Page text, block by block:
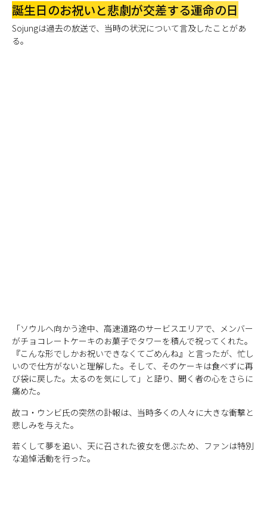
誕生日のお祝いと悲劇が交差する運命の日
Sojungは過去の放送で、当時の状況について言及したことがあ
る。
「ソウルへ向かう途中、高速道路のサービスエリアで、メンバー
がチョコレートケーキのお菓子でタワーを積んで祝ってくれた。
『こんな形でしかお祝いできなくてごめんね』と言ったが、忙し
いので仕方がないと理解した。そして、そのケーキは食べずに再
び袋に戻した。太るのを気にして」と語り、聞く者の心をさらに
痛めた。
故コ・ウンビ氏の突然の訃報は、当時多くの人々に大きな衝撃と
悲しみを与えた。
若くして夢を追い、天に召された彼女を偲ぶため、ファンは特別
な追悼活動を行った。